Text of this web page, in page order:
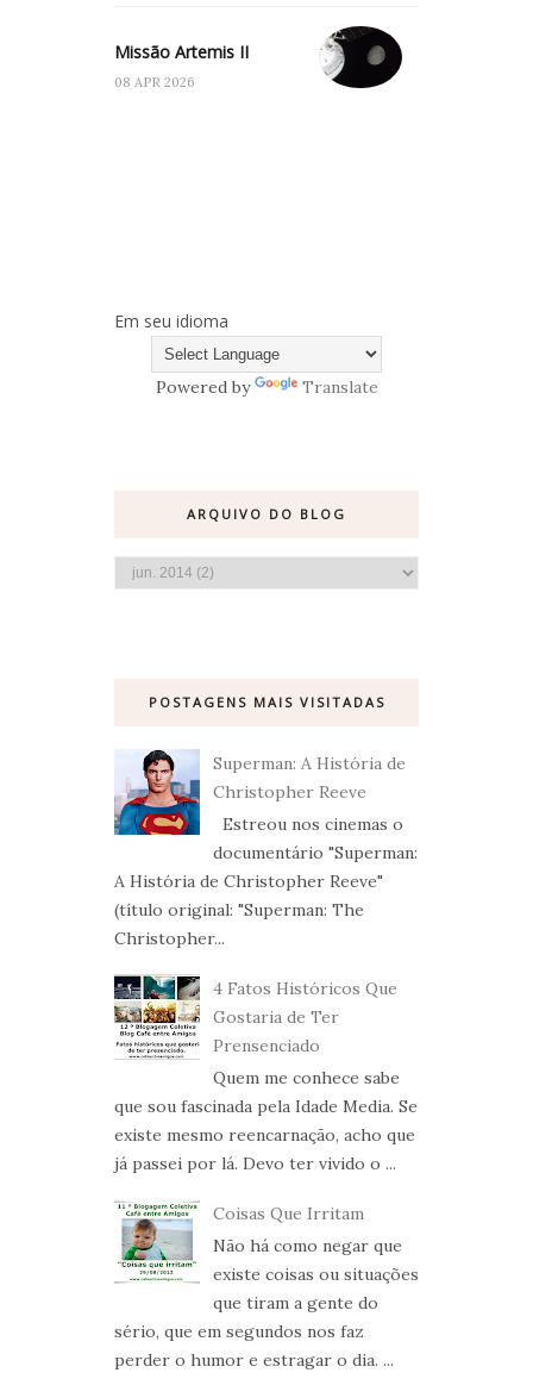
Missão Artemis II
08 APR 2026
Em seu idioma
Powered by Translate
ARQUIVO DO BLOG
POSTAGENS MAIS VISITADAS
Superman: A História de
Christopher Reeve
Estreou nos cinemas o
documentário "Superman:
A História de Christopher Reeve"
(título original: "Superman: The
Christopher...
4 Fatos Históricos Que
Gostaria de Ter
Prensenciado
Quem me conhece sabe
que sou fascinada pela Idade Media. Se
existe mesmo reencarnação, acho que
já passei por lá. Devo ter vivido o ...
Coisas Que Irritam
Não há como negar que
existe coisas ou situações
que tiram a gente do
sério, que em segundos nos faz
perder o humor e estragar o dia. ...